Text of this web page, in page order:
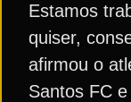
Estamos
quiser,
afirmou o
Santos FC